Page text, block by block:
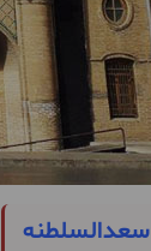
سعدالسلطنه